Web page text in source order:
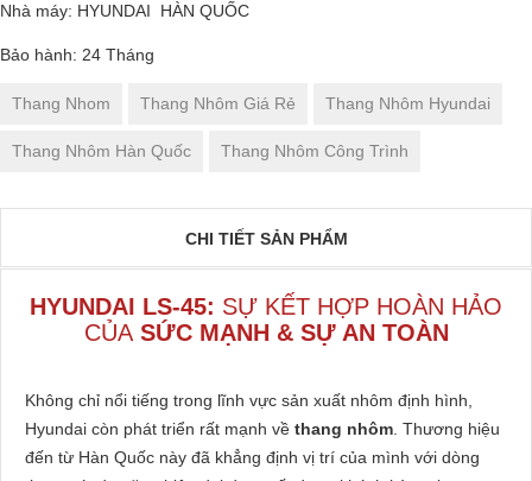
Nhà máy: HYUNDAI HÀN QUỐC
Bảo hành: 24 Tháng
Thang Nhom Thang Nhôm Giá Rẻ Thang Nhôm Hyundai
Thang Nhôm Hàn Quốc Thang Nhôm Công Trình
CHI TIẾT SẢN PHẨM
HYUNDAI LS-45: SỰ KẾT HỢP HOÀN HẢO
CỦA SỨC MẠNH & SỰ AN TOÀN
Không chỉ nổi tiếng trong lĩnh vực sản xuất nhôm định hình,
Hyundai còn phát triển rất mạnh về thang nhôm. Thương hiệu
đến từ Hàn Quốc này đã khẳng định vị trí của mình với dòng